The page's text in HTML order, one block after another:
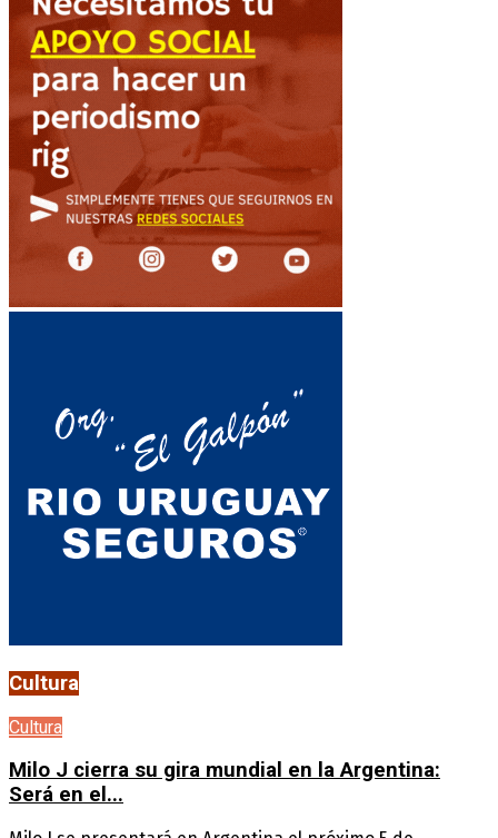
Cultura
Cultura
Milo J cierra su gira mundial en la Argentina:
Será en el...